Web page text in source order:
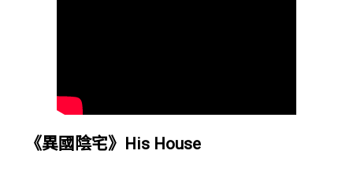
《異國陰宅》His House